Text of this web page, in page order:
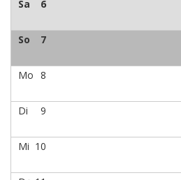
Sa 6
So 7
Mo 8
Di 9
Mi 10